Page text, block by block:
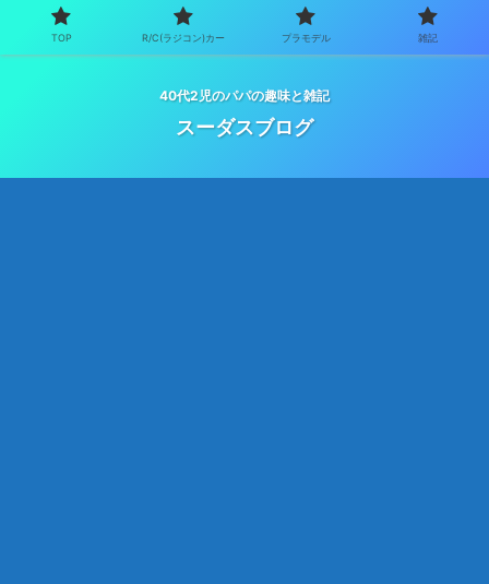
40代2児のパパの趣味と雑記
スーダスブログ
TOP R/C(ラジコン)カー プラモデル 雑記